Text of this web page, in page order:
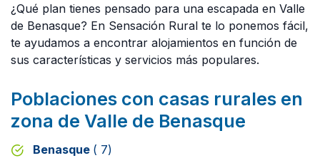
¿Qué plan tienes pensado para una escapada en Valle
de Benasque? En Sensación Rural te lo ponemos fácil,
te ayudamos a encontrar alojamientos en función de
sus características y servicios más populares.
Poblaciones con casas rurales en
zona de Valle de Benasque
Benasque ( 7)